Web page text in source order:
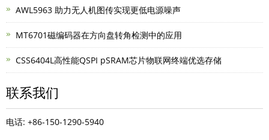
AWL5963 助力无人机图传实现更低电源噪声
MT6701磁编码器在方向盘转角检测中的应用
CSS6404L高性能QSPI pSRAM芯片物联网终端优选存储
联系我们
电话: +86-150-1290-5940